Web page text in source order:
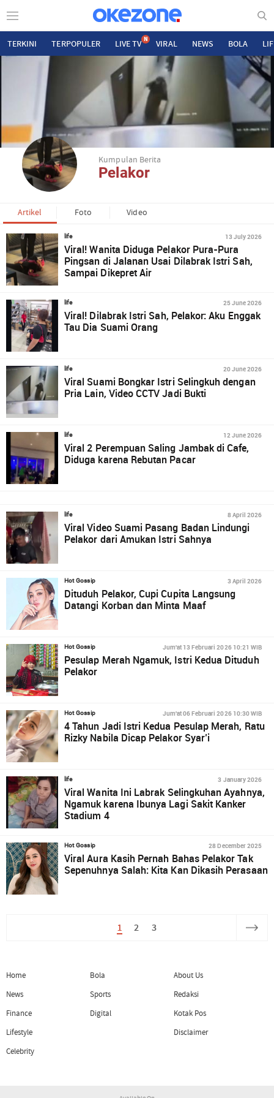
TERKINI TERPOPULER LIVE TV N VIRAL NEWS BOLA
Kumpulan Berita
Pelakor
Artikel Foto Video
life 13 July 2026
Viral! Wanita Diduga Pelakor Pura-Pura
Pingsan di Jalanan Usai Dilabrak Istri Sah,
Sampai Dikepret Air
life 25 June 2026
Viral! Dilabrak Istri Sah, Pelakor: Aku Enggak
Tau Dia Suami Orang
life 20 June 2026
Viral Suami Bongkar Istri Selingkuh dengan
Pria Lain, Video CCTV Jadi Bukti
life 12 June 2026
Viral 2 Perempuan Saling Jambak di Cafe,
Diduga karena Rebutan Pacar
life 8 April 2026
Viral Video Suami Pasang Badan Lindungi
Pelakor dari Amukan Istri Sahnya
Hot Gossip 3 April 2026
Dituduh Pelakor, Cupi Cupita Langsung
Datangi Korban dan Minta Maaf
Hot Gossip Jum'at 13 Februari 2026 10:21 WIB
Pesulap Merah Ngamuk, Istri Kedua Dituduh
Pelakor
Hot Gossip Jum'at 06 Februari 2026 10:30 WIB
4 Tahun Jadi Istri Kedua Pesulap Merah, Ratu
Rizky Nabila Dicap Pelakor Syar’i
life 3 January 2026
Viral Wanita Ini Labrak Selingkuhan Ayahnya,
Ngamuk karena Ibunya Lagi Sakit Kanker
Stadium 4
Hot Gossip 28 December 2025
Viral Aura Kasih Pernah Bahas Pelakor Tak
Sepenuhnya Salah: Kita Kan Dikasih Perasaan
1 2 3
Home
News
Finance
Lifestyle
Celebrity
Bola
Sports
Digital
About Us
Redaksi
Kotak Pos
Disclaimer